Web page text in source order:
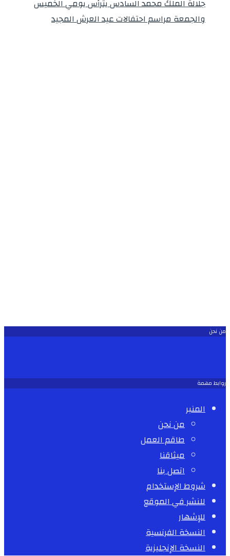
جلالة الملك محمد السادس يترأس يومي الخميس
والجمعة مراسم احتفالات عيد العرش المجيد
من نحن
روابط مهمة
المنبر
من نحن
طاقم العمل
ميثاقنا
اتصل بنا
شروط الإستخدام
للنشر في الموقع
للإشهار
النسخة الفرنسية
النسخة الإنجليزية